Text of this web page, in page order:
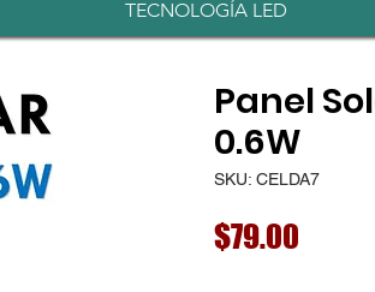
TECNOLOGÍA LED
Panel
0.6W
SKU: CELDA7
$79.00